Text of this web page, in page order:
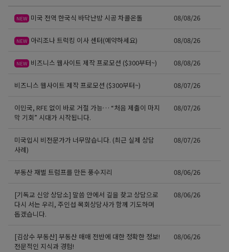
NEW 미국 전역 한국식 바닥난방 시공 차콜온돌 08/08/26
NEW 아리조나 트럭킹 이사 센터(예약하세요) 08/08/26
NEW 비즈니스 웹사이트 제작 프로모션 ($300부터~) 08/08/26
비즈니스 웹사이트 제작 프로모션 ($300부터~) 08/07/26
이민국, RFE 없이 바로 거절 가능… “처음 제출이 마지
막 기회” 시대가 시작됩니다.
08/07/26
미국입시 비전문가가 너무많습니다. (최근 실제 상담
사례)
08/07/26
부동산 재벌 트럼프를 만든 풍수지리 08/06/26
[기독교 신앙 상담소] 말씀 안에서 길을 찾고 상담으로
다시 서는 우리, 주인섭 목회상담사가 함께 기도하며
돕겠습니다.
08/06/26
[김삼수 부동산] 부동산 매매 전반에 대한 정확한 정보!
전문적인 지식과 경험!
08/06/26